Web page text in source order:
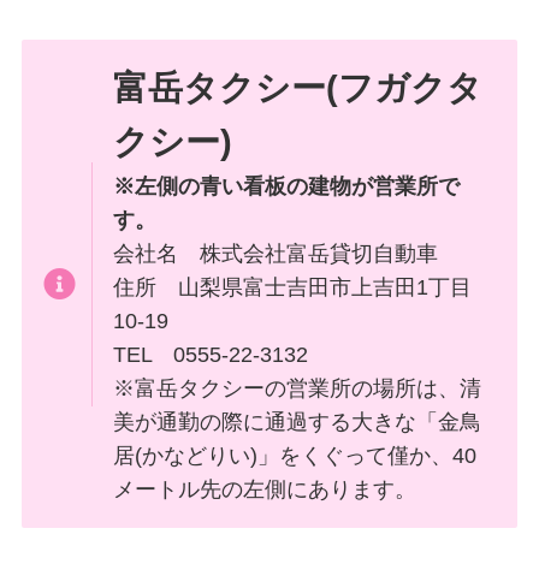
富岳タクシー(フガクタ
クシー)
※左側の青い看板の建物が営業所で
す。
会社名 株式会社富岳貸切自動車
住所 山梨県富士吉田市上吉田1丁目
10-19
TEL 0555-22-3132
※富岳タクシーの営業所の場所は、清
美が通勤の際に通過する大きな「金鳥
居(かなどりい)」をくぐって僅か、40
メートル先の左側にあります。